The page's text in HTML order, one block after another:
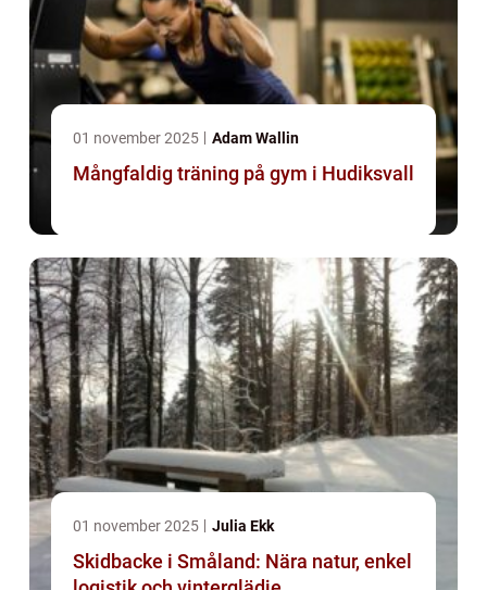
01 november 2025 Adam Wallin
Mångfaldig träning på gym i Hudiksvall
01 november 2025 Julia Ekk
Skidbacke i Småland: Nära natur, enkel